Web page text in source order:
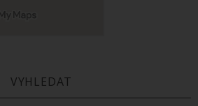
VYHLEDAT